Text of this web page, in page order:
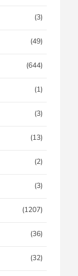
(3)
(49)
(644)
(1)
(3)
(13)
(2)
(3)
(1207)
(36)
(32)